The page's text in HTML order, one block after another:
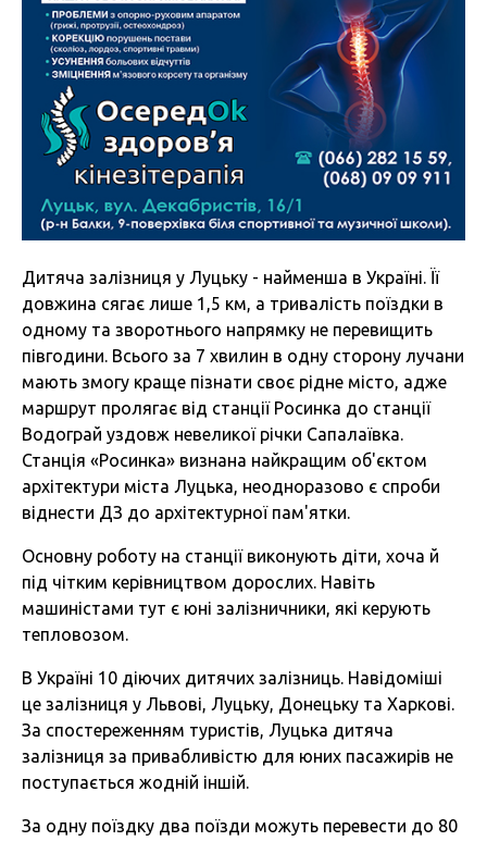
Дитяча залізниця у Луцьку - найменша в Україні. Її
довжина сягає лише 1,5 км, а тривалість поїздки в
одному та зворотнього напрямку не перевищить
півгодини. Всього за 7 хвилин в одну сторону лучани
мають змогу краще пізнати своє рідне місто, адже
маршрут пролягає від станції Росинка до станції
Водограй уздовж невеликої річки Сапалаївка.
Станція «Росинка» визнана найкращим об'єктом
архітектури міста Луцька, неодноразово є спроби
віднести ДЗ до архітектурної пам'ятки.
Основну роботу на станції виконують діти, хоча й
під чітким керівництвом дорослих. Навіть
машиністами тут є юні залізничники, які керують
тепловозом.
В Україні 10 діючих дитячих залізниць. Навідоміші
це залізниця у Львові, Луцьку, Донецьку та Харкові.
За спостереженням туристів, Луцька дитяча
залізниця за привабливістю для юних пасажирів не
поступається жодній іншій.
За одну поїздку два поїзди можуть перевести до 80